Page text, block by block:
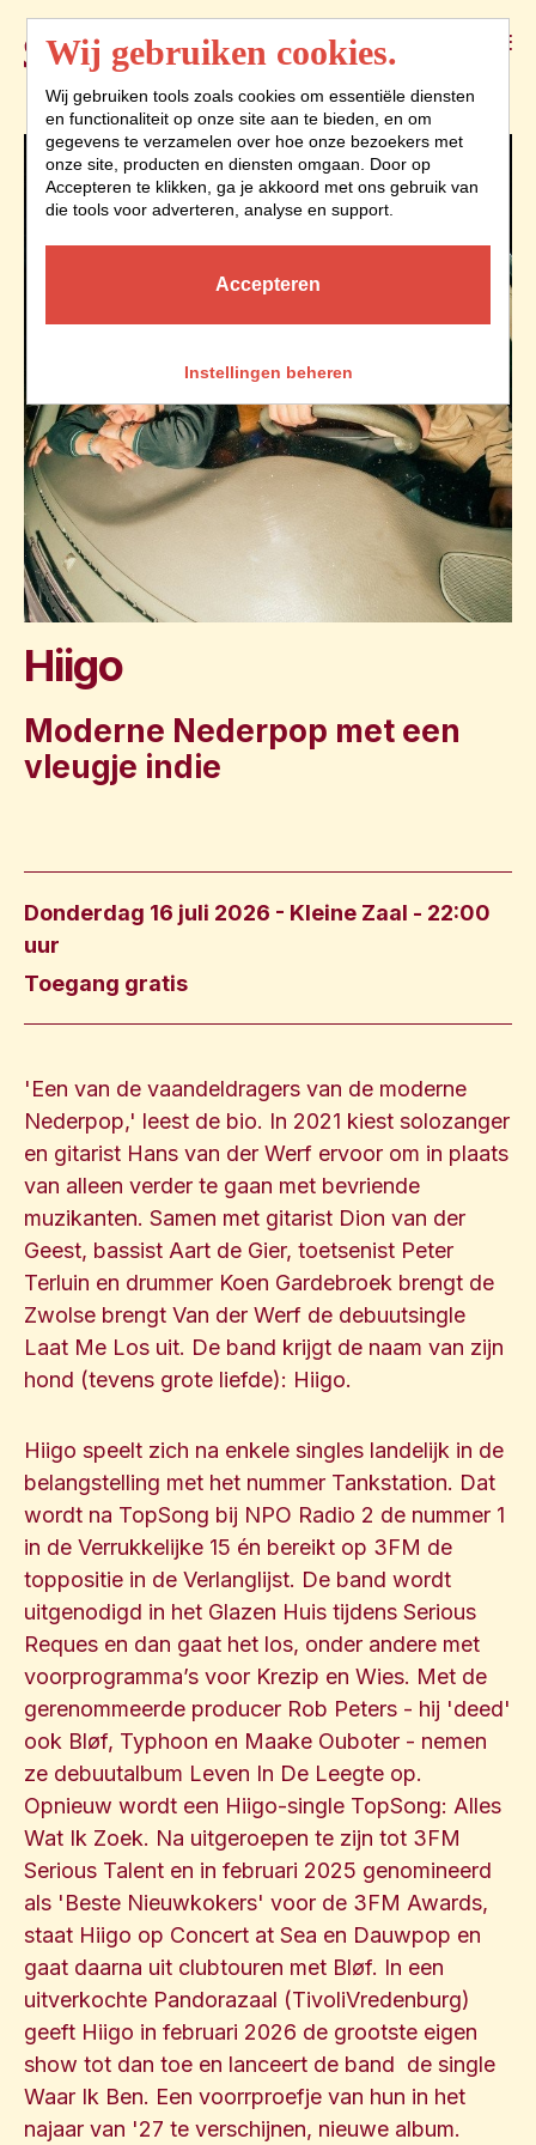
Hiigo
Moderne Nederpop met een
vleugje indie
Donderdag 16 juli 2026 - Kleine Zaal - 22:00
uur
Toegang gratis
'Een van de vaandeldragers van de moderne
Nederpop,' leest de bio. In 2021 kiest solozanger
en gitarist Hans van der Werf ervoor om in plaats
van alleen verder te gaan met bevriende
muzikanten. Samen met gitarist Dion van der
Geest, bassist Aart de Gier, toetsenist Peter
Terluin en drummer Koen Gardebroek brengt de
Zwolse brengt Van der Werf de debuutsingle
Laat Me Los uit. De band krijgt de naam van zijn
hond (tevens grote liefde): Hiigo.
Hiigo speelt zich na enkele singles landelijk in de
belangstelling met het nummer Tankstation. Dat
wordt na TopSong bij NPO Radio 2 de nummer 1
in de Verrukkelijke 15 én bereikt op 3FM de
toppositie in de Verlanglijst. De band wordt
uitgenodigd in het Glazen Huis tijdens Serious
Reques en dan gaat het los, onder andere met
voorprogramma’s voor Krezip en Wies. Met de
gerenommeerde producer Rob Peters - hij 'deed'
ook Bløf, Typhoon en Maake Ouboter - nemen
ze debuutalbum Leven In De Leegte op.
Opnieuw wordt een Hiigo-single TopSong: Alles
Wat Ik Zoek. Na uitgeroepen te zijn tot 3FM
Serious Talent en in februari 2025 genomineerd
als 'Beste Nieuwkokers' voor de 3FM Awards,
staat Hiigo op Concert at Sea en Dauwpop en
gaat daarna uit clubtouren met Bløf. In een
uitverkochte Pandorazaal (TivoliVredenburg)
geeft Hiigo in februari 2026 de grootste eigen
show tot dan toe en lanceert de band de single
Waar Ik Ben. Een voorrproefje van hun in het
najaar van '27 te verschijnen, nieuwe album.
Wij gebruiken cookies.
Wij gebruiken tools zoals cookies om essentiële diensten
en functionaliteit op onze site aan te bieden, en om
gegevens te verzamelen over hoe onze bezoekers met
onze site, producten en diensten omgaan. Door op
Accepteren te klikken, ga je akkoord met ons gebruik van
die tools voor adverteren, analyse en support.
Accepteren
Instellingen beheren